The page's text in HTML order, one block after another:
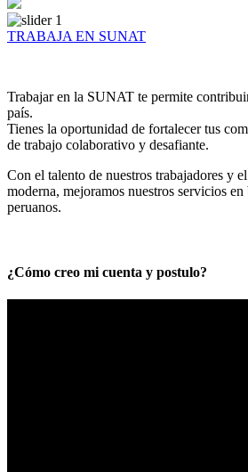
TRABAJA EN SUNAT
Trabajar en la SUNAT te permite
país.
Tienes la oportunidad de fortalecer tus
de trabajo colaborativo y desafiante.
Con el talento de nuestros trabajadores y
moderna, mejoramos nuestros servicios
peruanos.
¿Cómo creo mi cuenta y postulo?